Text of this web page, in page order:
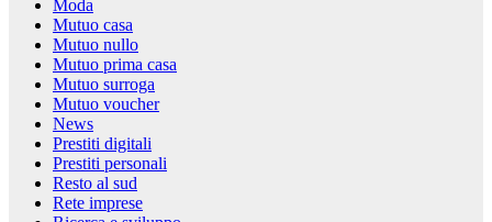
Moda
Mutuo casa
Mutuo nullo
Mutuo prima casa
Mutuo surroga
Mutuo voucher
News
Prestiti digitali
Prestiti personali
Resto al sud
Rete imprese